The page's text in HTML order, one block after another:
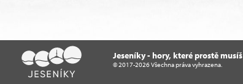
Jeseníky - hory, které prostě
© 2017-2026 Všechna práva vyhrazena.